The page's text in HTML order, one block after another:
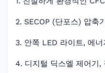
2. SECOP (단포스) 압축
3. 안쪽 LED 라이트, 에
4. 디지털 딕스엘 제어기,